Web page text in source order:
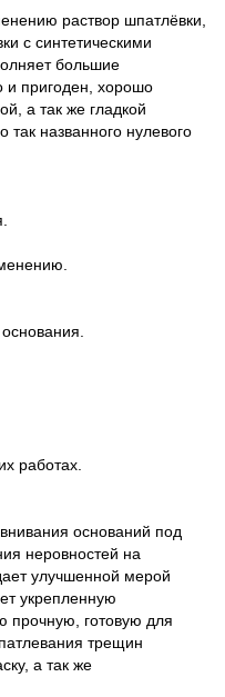
раствор шпатлёвки,
с синтетическими
большие
и пригоден, хорошо
а так же гладкой
так названного нулевого
работах.
оснований под
неровностей на
улучшенной мерой
укрепленную
прочную, готовую для
трещин
а так же